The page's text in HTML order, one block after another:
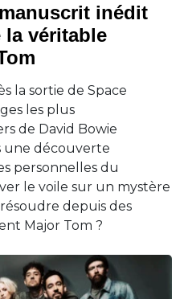
inédit
la véritable
la sortie de Space
les plus
de David Bowie
une découverte
personnelles du
le voile sur un mystère
depuis des
Major Tom ?